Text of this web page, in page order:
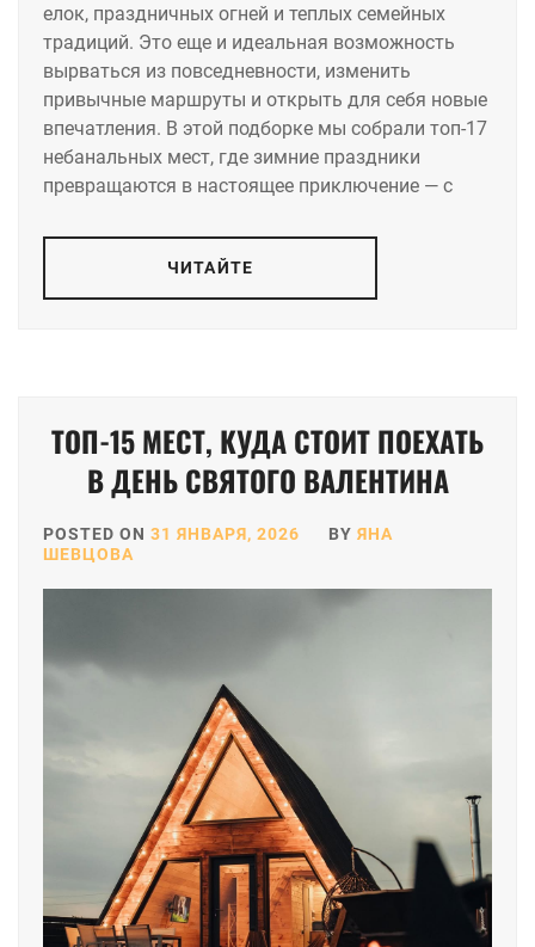
елок, праздничных огней и теплых семейных
традиций. Это еще и идеальная возможность
вырваться из повседневности, изменить
привычные маршруты и открыть для себя новые
впечатления. В этой подборке мы собрали топ-17
небанальных мест, где зимние праздники
превращаются в настоящее приключение — с
ЧИТАЙТЕ
ТОП-15 МЕСТ, КУДА СТОИТ ПОЕХАТЬ
В ДЕНЬ СВЯТОГО ВАЛЕНТИНА
POSTED ON 31 ЯНВАРЯ, 2026 BY ЯНА
ШЕВЦОВА